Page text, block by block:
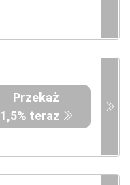
Przekaż
1,5% teraz